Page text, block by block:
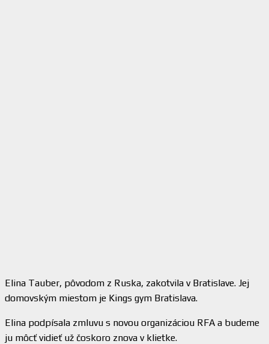
Elina Tauber, pôvodom z Ruska, zakotvila v Bratislave. Jej
domovským miestom je Kings gym Bratislava.
Elina podpísala zmluvu s novou organizáciou RFA a budeme
ju môcť vidieť už čoskoro znova v klietke.